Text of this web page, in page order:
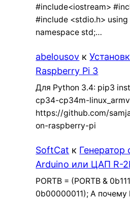
#include<iostream>
#include <stdio.h>
namespace std;…
abelousov к
Raspberry Pi 3
Для Python 3.4: pip3
cp34-cp34m-
https://github.com/
on-raspberry-pi
SoftCat к Генератор
Arduino или ЦАП R-
PORTB = (PORTB &
0b00000011); А почему